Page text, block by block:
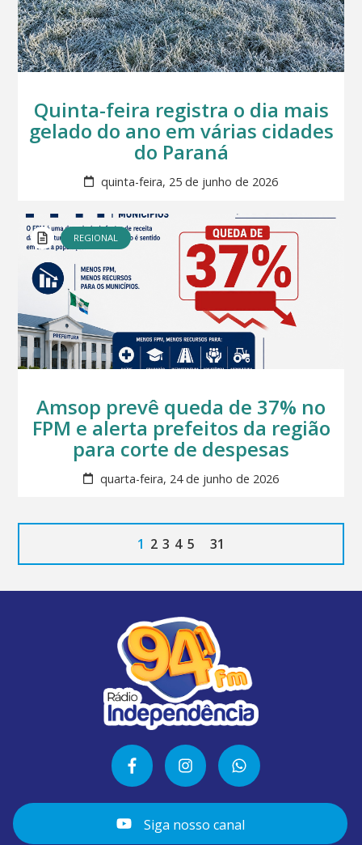
Quinta-feira registra o dia mais
gelado do ano em várias cidades
do Paraná
quinta-feira, 25 de junho de 2026
REGIONAL
Amsop prevê queda de 37% no
FPM e alerta prefeitos da região
para corte de despesas
quarta-feira, 24 de junho de 2026
1 2 3 4 5 31
Siga nosso canal